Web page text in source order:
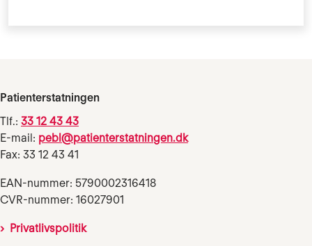
Patienterstatningen
Tlf.: 33 12 43 43
E-mail: pebl@patienterstatningen.dk
Fax: 33 12 43 41
EAN-nummer: 5790002316418
CVR-nummer: 16027901
Privatlivspolitik